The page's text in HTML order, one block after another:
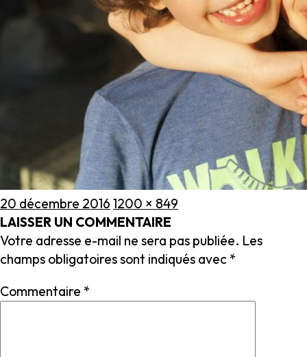
Publié
le
20 décembre 2016 Taille
réelle
1200 × 849
LAISSER UN COMMENTAIRE
Votre adresse e-mail ne sera pas publiée. Les
champs obligatoires sont indiqués avec*
Commentaire *